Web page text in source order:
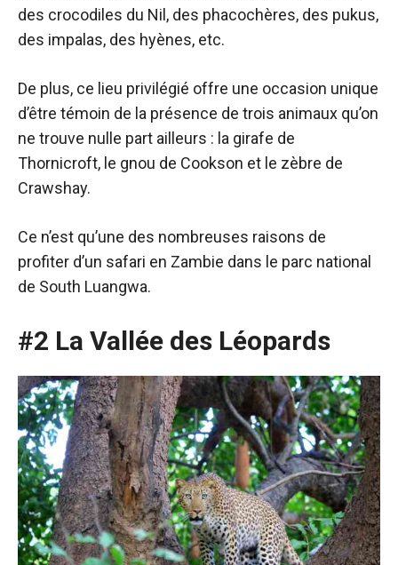
des crocodiles du Nil, des phacochères, des pukus,
des impalas, des hyènes, etc.
De plus, ce lieu privilégié offre une occasion unique
d’être témoin de la présence de trois animaux qu’on
ne trouve nulle part ailleurs : la girafe de
Thornicroft, le gnou de Cookson et le zèbre de
Crawshay.
Ce n’est qu’une des nombreuses raisons de
profiter d’un safari en Zambie dans le parc national
de South Luangwa.
#2 La Vallée des Léopards